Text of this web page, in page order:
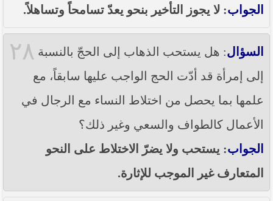
الجواب: لا يجوز التأخير بنحو يعدّ تسامحاً وتساهلاً.
٢٨ السؤال: هل يستحب الذهاب إلى الحجّ بالنسبة
إلى إمرأة قد أدّت الحج الواجب عليها سابقاً، مع
علمها بما يحصل من اختلاط النساء مع الرجال في
الأعمال كالطواف والسعي وغير ذلك؟
الجواب: يستحب ولا يضرّ الاختلاط على النحو
المتعارف غير الموجب للإثارة.